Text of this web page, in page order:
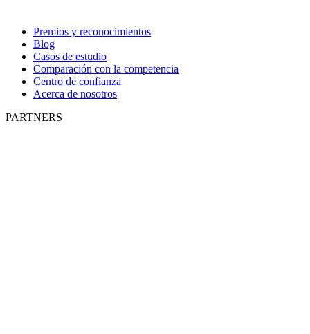
Premios y reconocimientos
Blog
Casos de estudio
Comparación con la competencia
Centro de confianza
Acerca de nosotros
PARTNERS